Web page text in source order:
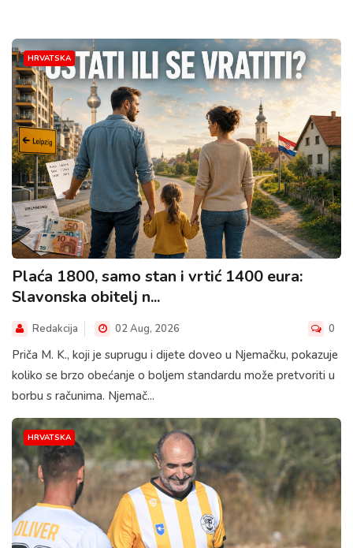
HRVATSKA
Plaća 1800, samo stan i vrtić 1400 eura:
Slavonska obitelj n...
Redakcija 02 Aug, 2026 0
Priča M. K., koji je suprugu i dijete doveo u Njemačku, pokazuje
koliko se brzo obećanje o boljem standardu može pretvoriti u
borbu s računima. Njemač...
HRVATSKA